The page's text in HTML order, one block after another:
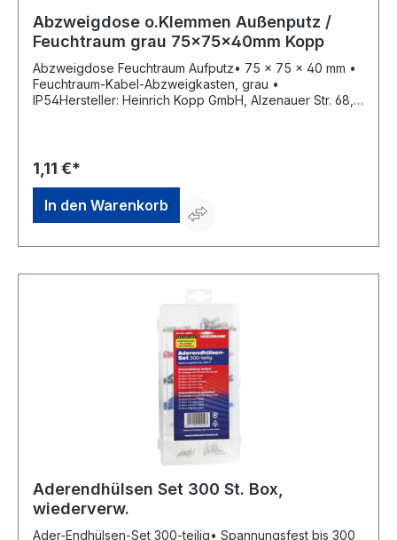
Abzweigdose o.Klemmen Außenputz /
Feuchtraum grau 75x75x40mm Kopp
Abzweigdose Feuchtraum Aufputz• 75 x 75 x 40 mm •
Feuchtraum-Kabel-Abzweigkasten, grau •
IP54Hersteller: Heinrich Kopp GmbH, Alzenauer Str. 68,
1,11 €*
In den Warenkorb
Aderendhülsen Set 300 St. Box,
wiederverw.
Ader-Endhülsen-Set 300-teilig• Spannungsfest bis 300